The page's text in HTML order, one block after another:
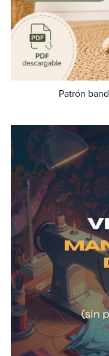
Patrón